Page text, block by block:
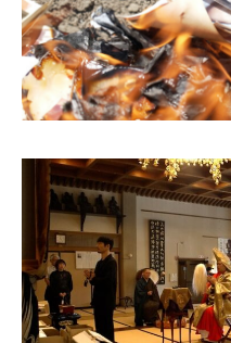
会社概要
お問合せ